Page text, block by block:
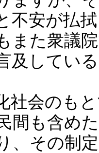
不安が払
また衆議
及してい
社会のも
間も含め
、その制